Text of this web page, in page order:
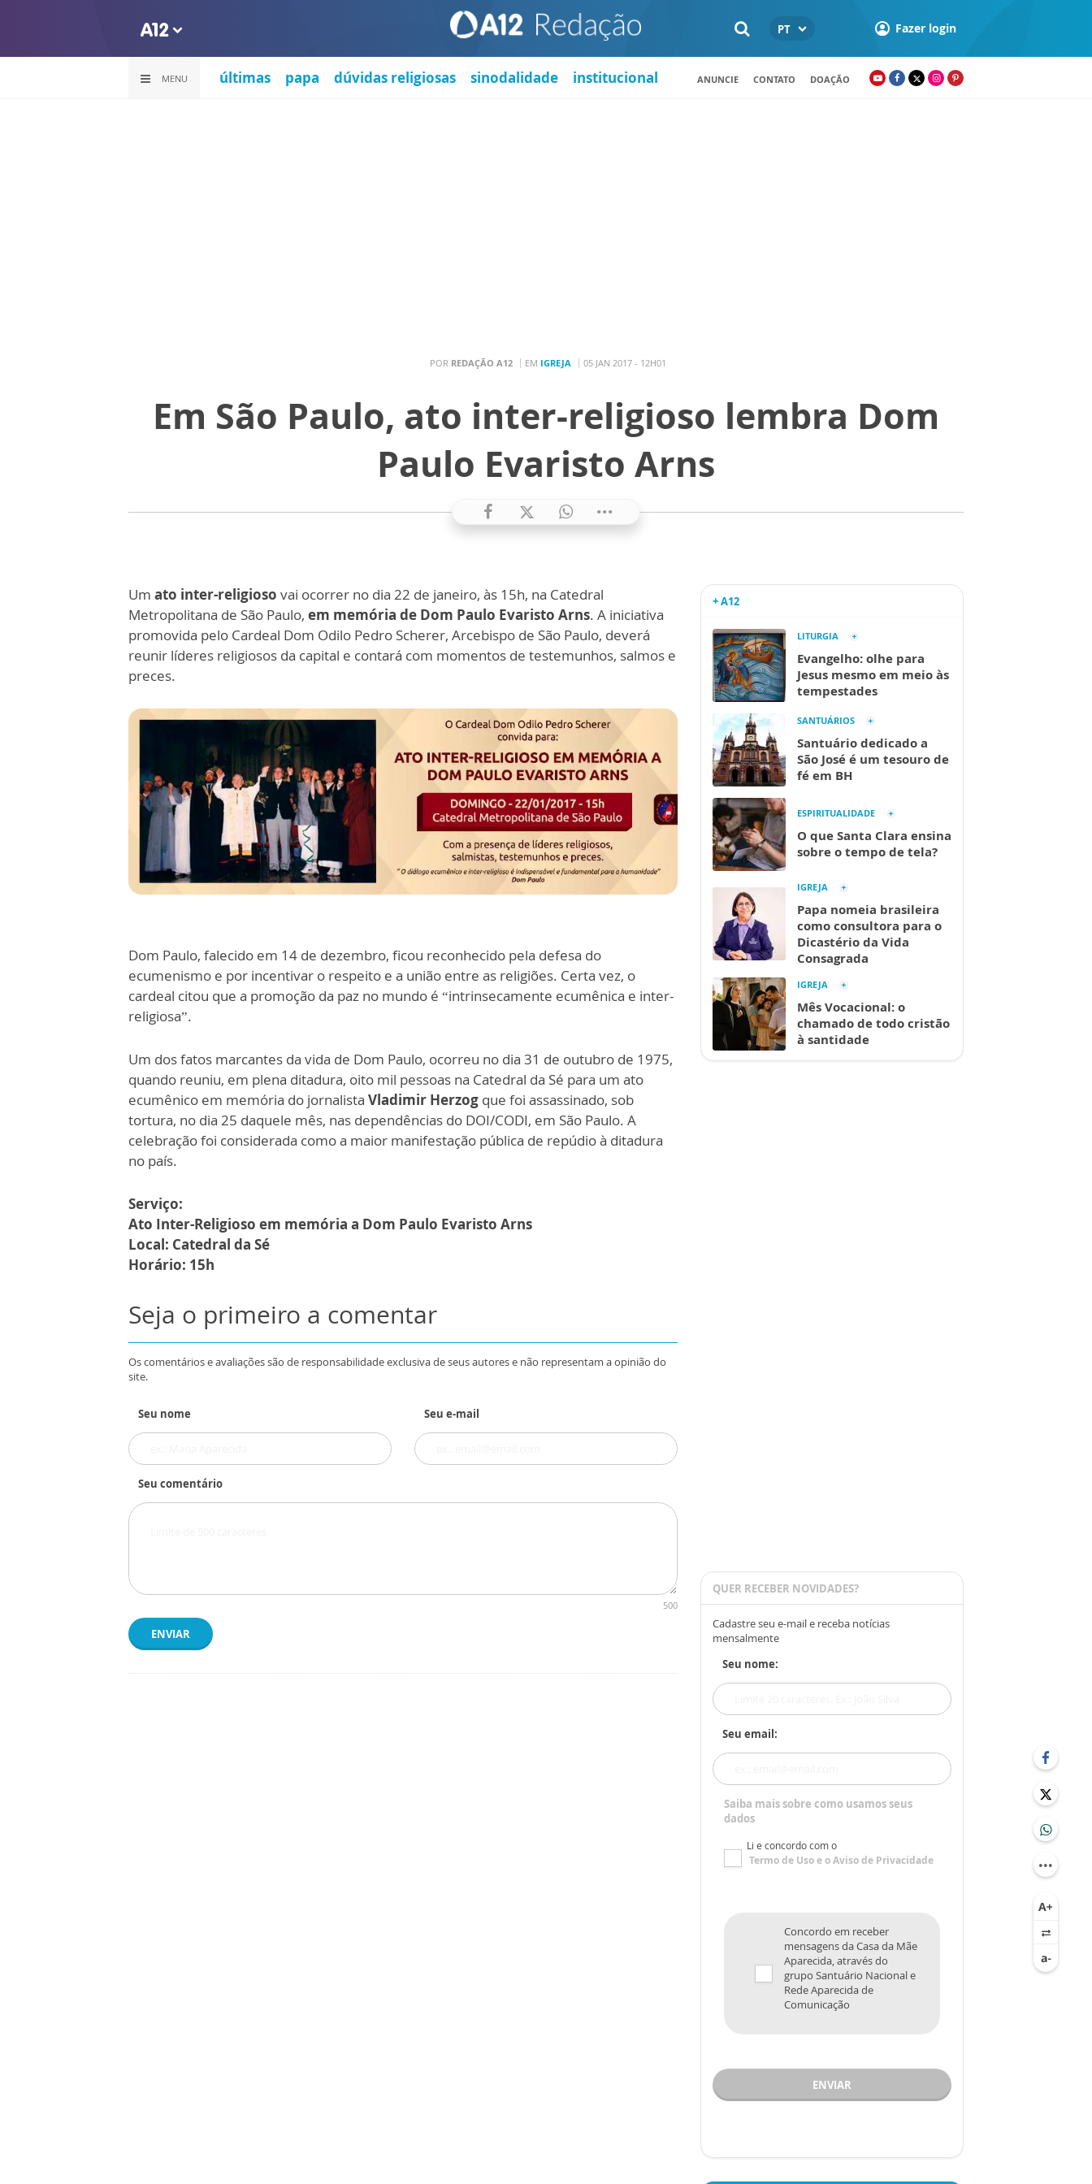
PT Fazer login
MENU últimas papa dúvidas religiosas sinodalidade institucional ANUNCIE CONTATO DOAÇÃO
POR REDAÇÃO A12 EM IGREJA 05 JAN 2017 - 12H01
Em São Paulo, ato inter-religioso lembra Dom
Paulo Evaristo Arns
Um ato inter-religioso vai ocorrer no dia 22 de janeiro, às 15h, na Catedral
Metropolitana de São Paulo, em memória de Dom Paulo Evaristo Arns. A iniciativa
promovida pelo Cardeal Dom Odilo Pedro Scherer, Arcebispo de São Paulo, deverá
reunir líderes religiosos da capital e contará com momentos de testemunhos, salmos e
preces.
Dom Paulo, falecido em 14 de dezembro, ficou reconhecido pela defesa do
ecumenismo e por incentivar o respeito e a união entre as religiões. Certa vez, o
cardeal citou que a promoção da paz no mundo é “intrinsecamente ecumênica e inter-
religiosa”.
Um dos fatos marcantes da vida de Dom Paulo, ocorreu no dia 31 de outubro de 1975,
quando reuniu, em plena ditadura, oito mil pessoas na Catedral da Sé para um ato
ecumênico em memória do jornalista Vladimir Herzog que foi assassinado, sob
tortura, no dia 25 daquele mês, nas dependências do DOI/CODI, em São Paulo. A
celebração foi considerada como a maior manifestação pública de repúdio à ditadura
no país.
Serviço:
Ato Inter-Religioso em memória a Dom Paulo Evaristo Arns
Local: Catedral da Sé
Horário: 15h
Seja o primeiro a comentar
Os comentários e avaliações são de responsabilidade exclusiva de seus autores e não representam a opinião do
site.
Seu nome Seu e-mail
Seu comentário
500
ENVIAR
+ A12
LITURGIA
Evangelho: olhe para
Jesus mesmo em meio às
tempestades
SANTUÁRIOS
Santuário dedicado a
São José é um tesouro de
fé em BH
ESPIRITUALIDADE
O que Santa Clara ensina
sobre o tempo de tela?
IGREJA
Papa nomeia brasileira
como consultora para o
Dicastério da Vida
Consagrada
IGREJA
Mês Vocacional: o
chamado de todo cristão
à santidade
QUER RECEBER NOVIDADES?
Cadastre seu e-mail e receba notícias
mensalmente
Seu nome:
Seu email:
Saiba mais sobre como usamos seus
dados
Li e concordo com o
Termo de Usoe oAviso de Privacidade
Concordo em receber
mensagens da Casa da Mãe
Aparecida, através do
grupo Santuário Nacional e
Rede Aparecida de
Comunicação
ENVIAR